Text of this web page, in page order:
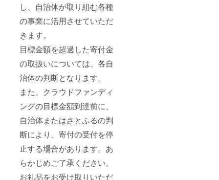
し、自治体が取り組む各種
の事業に活用させていただ
きます。
目標金額を超過した寄付金
の取扱いについては、各自
治体の判断となります。
また、クラウドファンディ
ングの目標金額到達前に、
自治体またはさとふるの判
断により、寄付の受付を停
止する場合があります。あ
らかじめご了承ください。
お礼品をお受け取りいただ